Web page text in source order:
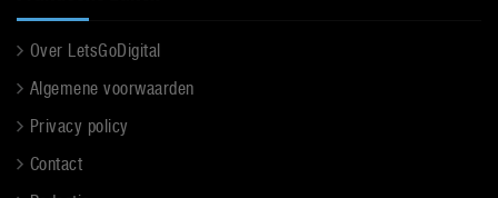
Over LetsGoDigital
Algemene voorwaarden
Privacy policy
Contact